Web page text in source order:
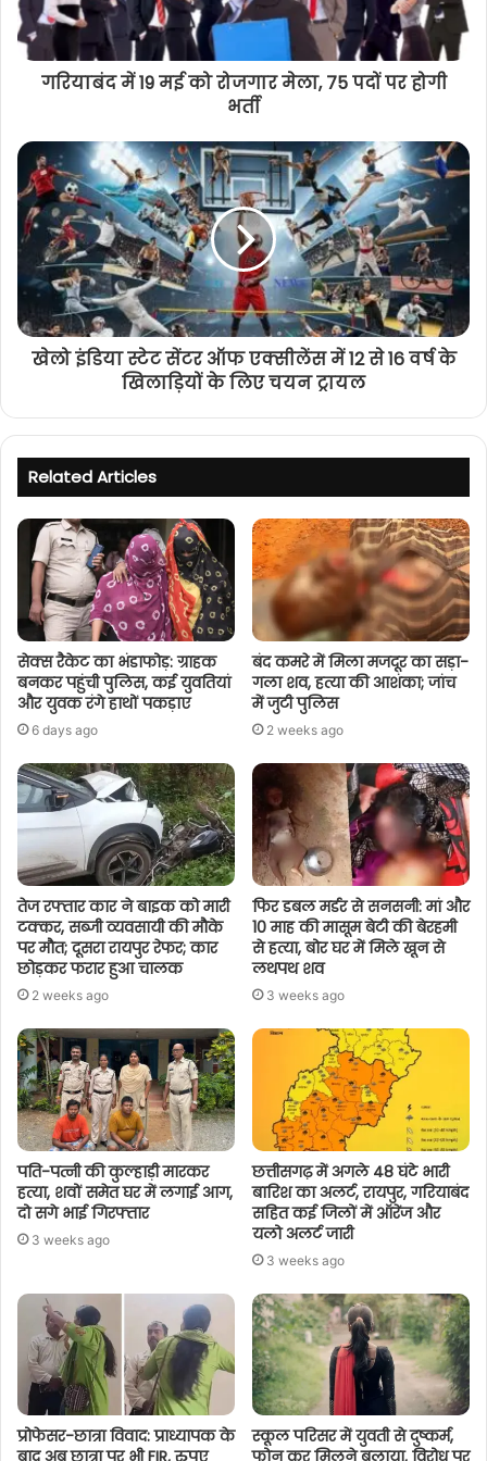
गरियाबंद में 19 मई को रोजगार मेला, 75 पदों पर होगी
भर्ती
खेलो इंडिया स्टेट सेंटर ऑफ एक्सीलेंस में 12 से 16 वर्ष के
खिलाड़ियों के लिए चयन ट्रायल
Related Articles
सेक्स रैकेट का भंडाफोड़: ग्राहक
बनकर पहुंची पुलिस, कई युवतियां
और युवक रंगे हाथों पकड़ाए
6 days ago
बंद कमरे में मिला मजदूर का सड़ा-
गला शव, हत्या की आशंका; जांच
में जुटी पुलिस
2 weeks ago
तेज रफ्तार कार ने बाइक को मारी
टक्कर, सब्जी व्यवसायी की मौके
पर मौत; दूसरा रायपुर रेफर; कार
छोड़कर फरार हुआ चालक
2 weeks ago
फिर डबल मर्डर से सनसनी: मां और
10 माह की मासूम बेटी की बेरहमी
से हत्या, बोर घर में मिले खून से
लथपथ शव
3 weeks ago
पति-पत्नी की कुल्हाड़ी मारकर
हत्या, शवों समेत घर में लगाई आग,
दो सगे भाई गिरफ्तार
3 weeks ago
छत्तीसगढ़ में अगले 48 घंटे भारी
बारिश का अलर्ट, रायपुर, गरियाबंद
सहित कई जिलों में ऑरेंज और
यलो अलर्ट जारी
3 weeks ago
प्रोफेसर-छात्रा विवाद: प्राध्यापक के
स्कूल परिसर में युवती से दुष्कर्म,